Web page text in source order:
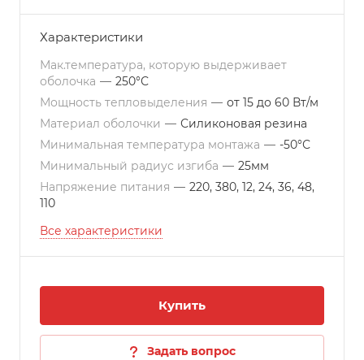
Характеристики
Мак.температура, которую выдерживает
оболочка — 250°С
Мощность тепловыделения — от 15 до 60 Вт/м
Материал оболочки — Силиконовая резина
Минимальная температура монтажа — -50°С
Минимальный радиус изгиба — 25мм
Напряжение питания — 220, 380, 12, 24, 36, 48,
110
Все характеристики
Купить
Задать вопрос